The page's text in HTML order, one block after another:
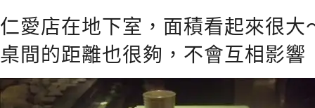
仁愛店在地下室，面積看起來很大
桌間的距離也很夠，不會互相影響